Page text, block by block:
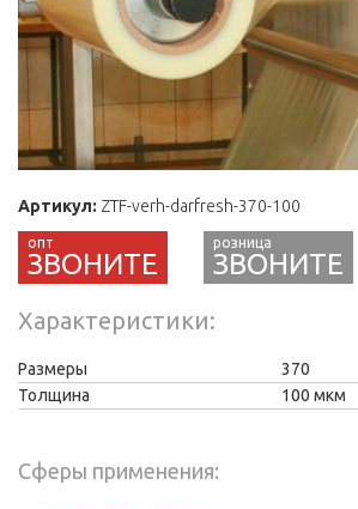
Артикул: ZTF-verh-darfresh-370-100
ЗВОНИТЕ
Характеристики
Размеры
370
Толщина
100 мкм
Сферы применения: